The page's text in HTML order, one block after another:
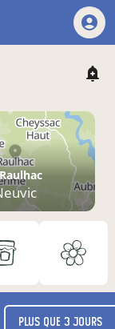
Plus que 3 jours